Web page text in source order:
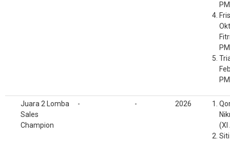
Juara 2 Lomba
Sales
Champion
- - 2026
(XI